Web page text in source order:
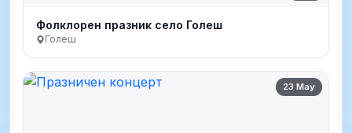
Фолклорен празник село Голеш
Голеш
23 May